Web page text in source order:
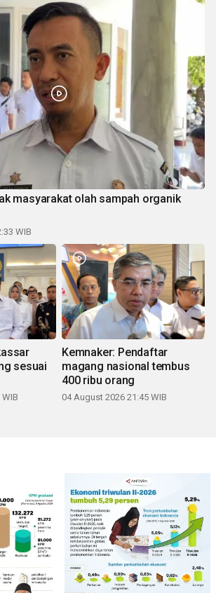
masyarakat olah sampah organik
WIB
sesuai
Kemnaker: Pendaftar
magang nasional tembus
400 ribu orang
04 August 2026 21:45 WIB